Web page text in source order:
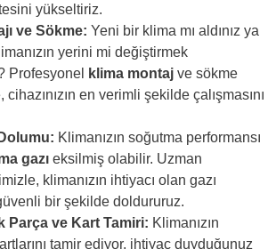
yükseltiriz.
ve Sökme: Yeni bir klima mı aldınız ya
yerini mi değiştirmek
Profesyonel
klima montaj ve sökme
en verimli şekilde çalışmasını
Klimanızın soğutma performansı
gazı eksilmiş olabilir. Uzman
klimanızın ihtiyacı olan gazı
bir şekilde doldururuz.
Parça ve Kart Tamiri: Klimanızın
tamir ediyor, ihtiyaç duyduğunuz